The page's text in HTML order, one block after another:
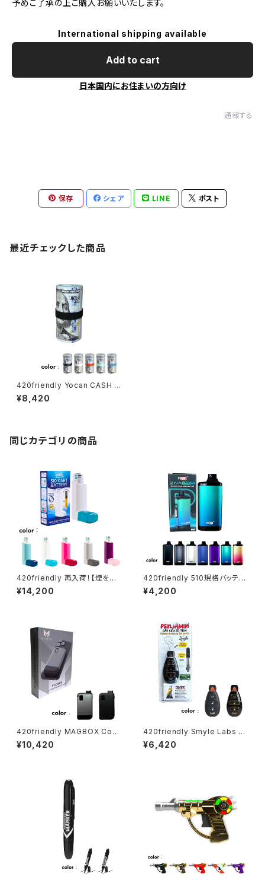
予めご了承の上ご購入お願いいたします。
International shipping available
Add to cart
日本国内にお住まいの方向け
通報する
保存 シェア LINE ポスト
最近チェックした商品
420friendly Yocan CASH B
attery／100ドル紙幣デザイ
ン・ステルス型 510 カートバッテ
¥8,420
同じカテゴリの商品
420friendly 再入荷！【煙を抑
える】吸入器型ステルスVAPE 5
10バッテリー クラウドフィルター
¥14,200
420friendly 510規格バッテリ
ー Yocan ZIVA PRO|タッチ式
OLED搭載 ステルスバッテリー
¥4,200
420friendly MAGBOX Cov
ert Cartridge Vape（マグボッ
クス） MagSafe対応 510規格
¥10,420
420friendly Smyle Labs P
enjamin キー型ベイプバッテリ
ー
¥6,420